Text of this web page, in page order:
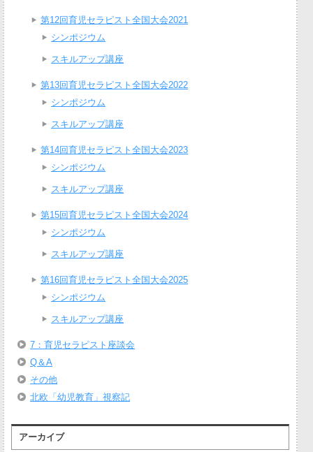
第12回育児セラピスト全国大会2021
シンポジウム
スキルアップ講座
第13回育児セラピスト全国大会2022
シンポジウム
スキルアップ講座
第14回育児セラピスト全国大会2023
シンポジウム
スキルアップ講座
第15回育児セラピスト全国大会2024
シンポジウム
スキルアップ講座
第16回育児セラピスト全国大会2025
シンポジウム
スキルアップ講座
7：育児セラピスト座談会
Q＆A
その他
北欧「幼児教育」視察記
アーカイブ